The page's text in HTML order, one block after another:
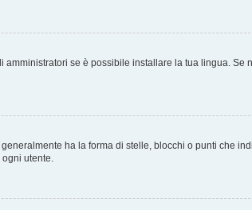
se è possibile installare la tua lingua. Se
ha la forma di stelle, blocchi o punti che
utente.